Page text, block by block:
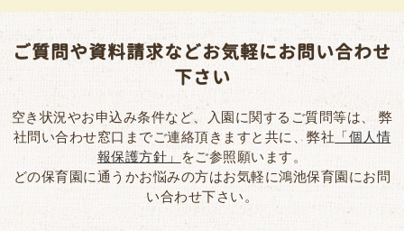
ご質問や資料請求などお気軽にお問い合わせ
下さい
空き状況やお申込み条件など、入園に関するご質問等は、
弊
社問い合わせ窓口までご連絡頂きますと共に、弊社 「個人情
報保護方針」
をご参照願います。
どの保育園に通うかお悩みの方はお気軽に鴻池保育園にお問
い合わせ下さい。